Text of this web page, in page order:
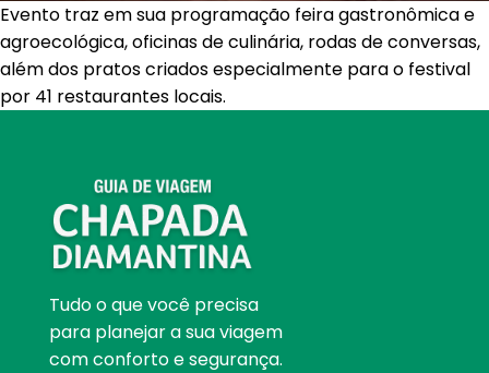
Evento traz em sua programação feira gastronômica e
agroecológica, oficinas de culinária, rodas de conversas,
além dos pratos criados especialmente para o festival
por 41 restaurantes locais.
Tudo o que você precisa
para planejar a sua viagem
com conforto e segurança.